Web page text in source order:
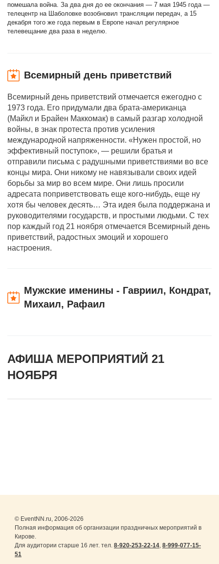
помешала война. За два дня до ее окончания — 7 мая 1945 года —
телецентр на Шаболовке возобновил трансляции передач, а 15
декабря того же года первым в Европе начал регулярное
телевещание два раза в неделю.
Всемирный день приветствий
Всемирный день приветствий отмечается ежегодно с
1973 года. Его придумали два брата-американца
(Майкл и Брайен Маккомак) в самый разгар холодной
войны, в знак протеста против усиления
международной напряженности. «Нужен простой, но
эффективный поступок», — решили братья и
отправили письма с радушными приветствиями во все
концы мира. Они никому не навязывали своих идей
борьбы за мир во всем мире. Они лишь просили
адресата поприветствовать еще кого-нибудь, еще ну
хотя бы человек десять… Эта идея была поддержана и
руководителями государств, и простыми людьми. С тех
пор каждый год 21 ноября отмечается Всемирный день
приветствий, радостных эмоций и хорошего
настроения.
Мужские именины - Гавриил, Кондрат,
Михаил, Рафаил
АФИША МЕРОПРИЯТИЙ 21
НОЯБРЯ
© EventNN.ru, 2006-2026
Полная информация об организации праздничных мероприятий в
Кирове.
Для аудитории старше 16 лет. тел. 8-920-253-22-14, 8-999-077-15-
51